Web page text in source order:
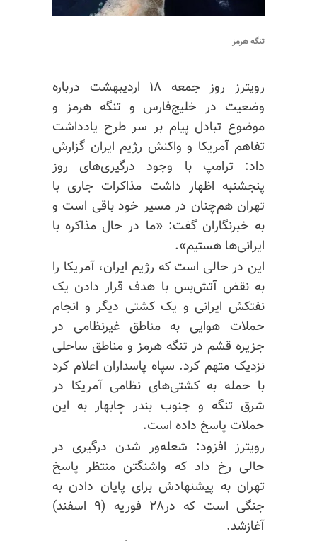
تنگه هرمز
رویترز روز جمعه ۱۸ اردیبهشت درباره
وضعیت در خلیج‌فارس و تنگه هرمز و
موضوع تبادل پیام بر سر طرح یادداشت
تفاهم آمریکا و واکنش رژیم ایران گزارش
داد: ترامپ با وجود درگیری‌های روز
پنجشنبه اظهار داشت مذاکرات جاری با
تهران هم‌چنان در مسیر خود باقی است و
به خبرنگاران گفت: «ما در حال مذاکره با
ایرانی‌ها هستیم».
این در حالی است که رژیم ایران، آمریکا را
به نقض آتش‌بس با هدف قرار دادن یک
نفتکش ایرانی و یک کشتی دیگر و انجام
حملات هوایی به مناطق غیرنظامی در
جزیره قشم در تنگه هرمز و مناطق ساحلی
نزدیک متهم کرد. سپاه پاسداران اعلام کرد
با حمله به کشتی‌های نظامی آمریکا در
شرق تنگه و جنوب بندر چابهار به این
حملات پاسخ داده است.
رویترز افزود: شعله‌ور شدن درگیری در
حالی رخ داد که واشنگتن منتظر پاسخ
تهران به پیشنهادش برای پایان دادن به
جنگی است که در۲۸ فوریه (۹ اسفند)
آغازشد.